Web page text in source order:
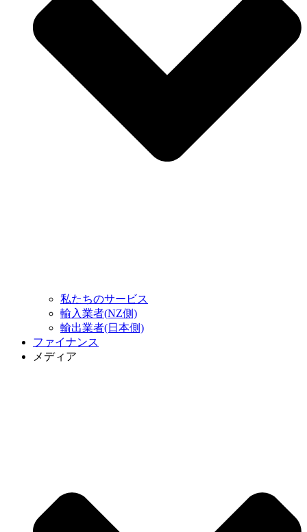
私たちのサービス
輸入業者(NZ側)
輸出業者(日本側)
ファイナンス
メディア